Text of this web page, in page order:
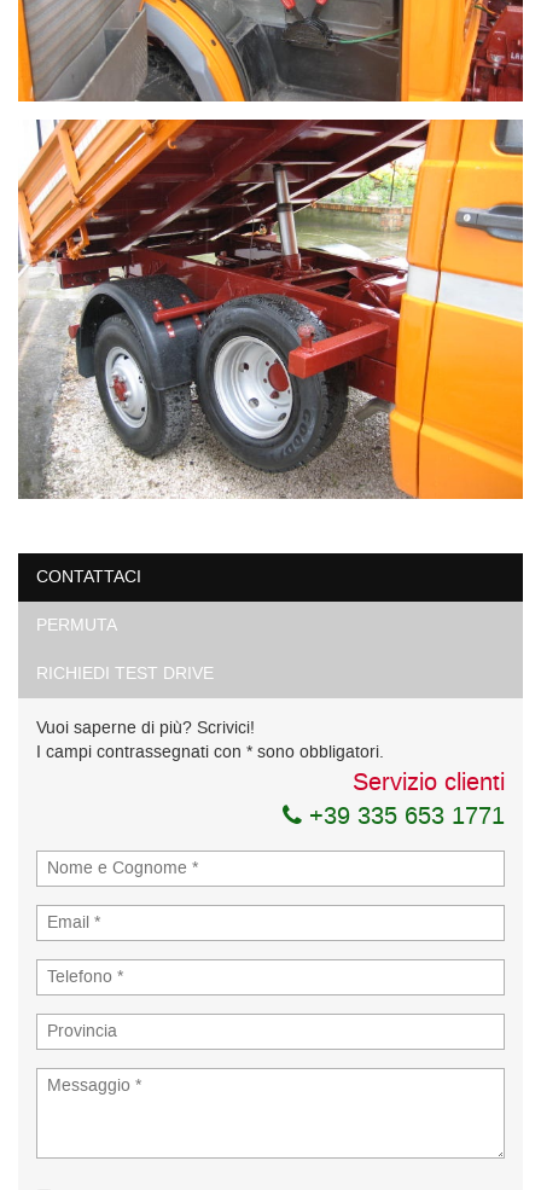
CONTATTACI
PERMUTA
RICHIEDI TEST DRIVE
Vuoi saperne di più? Scrivici!
I campi contrassegnati con * sono obbligatori.
Servizio clienti
+39 335 653 1771